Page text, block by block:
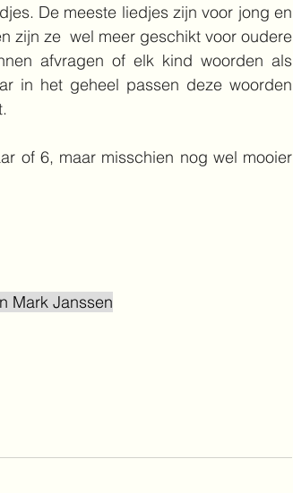
De meeste liedjes zijn voor jong en
zijn ze  wel meer geschikt voor oudere
afvragen of elk kind woorden als
in het geheel passen deze woorden
of 6, maar misschien nog wel mooier
Mark Janssen